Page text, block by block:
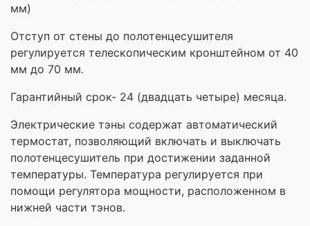
мм)
Отступ от стены до полотенцесушителя
регулируется телескопическим кронштейном от 40
мм до 70 мм.
Гарантийный срок- 24 (двадцать четыре) месяца.
Электрические тэны содержат автоматический
термостат, позволяющий включать и выключать
полотенцесушитель при достижении заданной
температуры. Температура регулируется при
помощи регулятора мощности, расположенном в
нижней части тэнов.